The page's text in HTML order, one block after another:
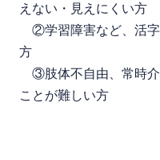
えない・見えにくい方
②学習障害など、活字
方
③肢体不自由、常時介
ことが難しい方